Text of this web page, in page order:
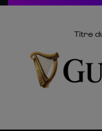
Titre